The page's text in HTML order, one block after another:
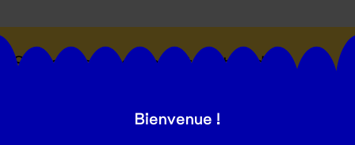
Suivez toutes les actualités du
Bienvenue !